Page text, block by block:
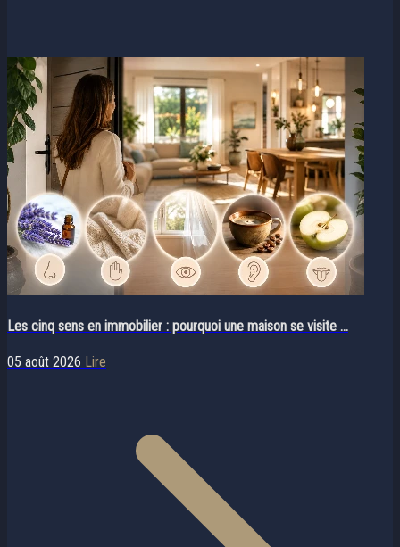
Les cinq sens en immobilier : pourquoi une maison se visite ...
05 août 2026 Lire